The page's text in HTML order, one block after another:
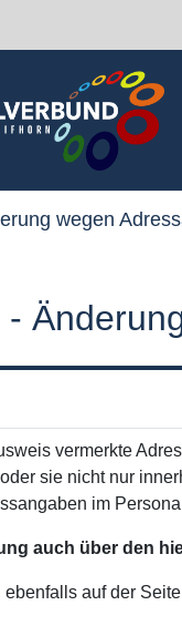
wegen
vermerkte
sie nicht nur
im
auch über den
auf der